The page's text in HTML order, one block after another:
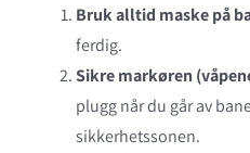
Bruk alltid maske på
ferdig.
Sikre markøren
plugg når du går av
sikkerhetssonen.